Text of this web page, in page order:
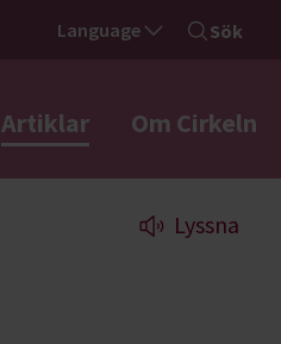
Language Sök
Artiklar Om Cirkeln
Lyssna